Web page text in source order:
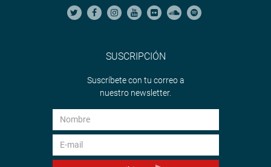
SUSCRIPCIÓN
Suscríbete con tu correo a
nuestro newsletter.